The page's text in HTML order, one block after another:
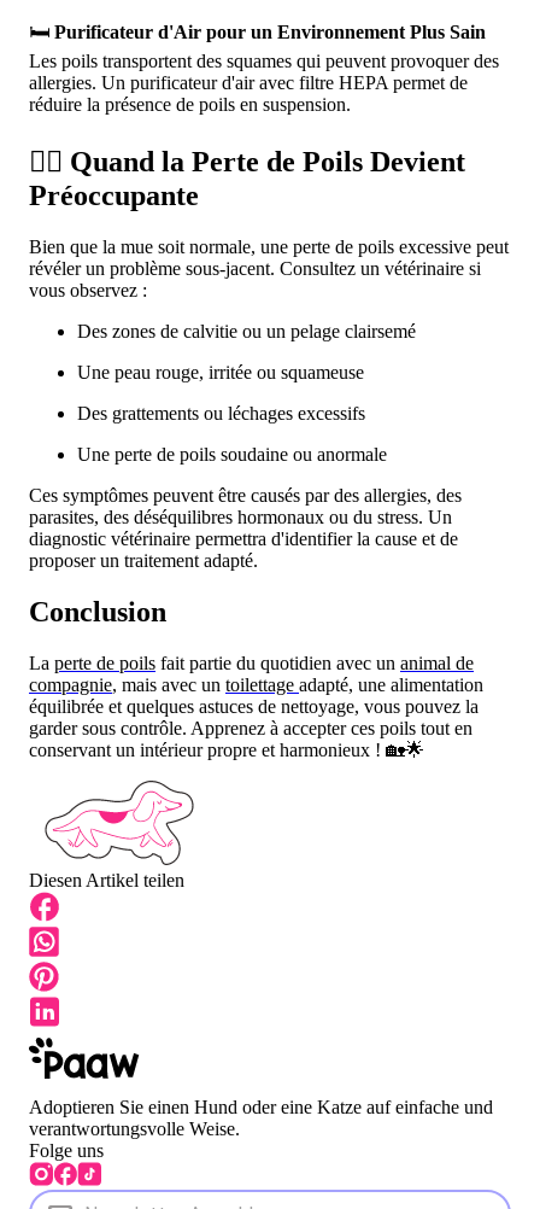
🛏️ Purificateur d'Air pour un Environnement Plus Sain
Les poils transportent des squames qui peuvent provoquer des
allergies. Un purificateur d'air avec filtre HEPA permet de
réduire la présence de poils en suspension.
🤷‍♂️ Quand la Perte de Poils Devient
Préoccupante
Bien que la mue soit normale, une perte de poils excessive peut
révéler un problème sous-jacent. Consultez un vétérinaire si
vous observez :
Des zones de calvitie ou un pelage clairsemé
Une peau rouge, irritée ou squameuse
Des grattements ou léchages excessifs
Une perte de poils soudaine ou anormale
Ces symptômes peuvent être causés par des allergies, des
parasites, des déséquilibres hormonaux ou du stress. Un
diagnostic vétérinaire permettra d'identifier la cause et de
proposer un traitement adapté.
Conclusion
La perte de poils fait partie du quotidien avec un animal de
compagnie, mais avec un toilettage adapté, une alimentation
équilibrée et quelques astuces de nettoyage, vous pouvez la
garder sous contrôle. Apprenez à accepter ces poils tout en
conservant un intérieur propre et harmonieux ! 🏡🌟
Diesen Artikel teilen
Adoptieren Sie einen Hund oder eine Katze auf einfache und
verantwortungsvolle Weise.
Folge uns